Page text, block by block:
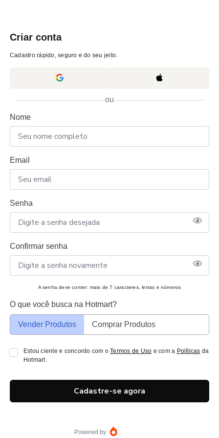
Criar conta
Cadastro rápido, seguro e do seu jeito.
ou
Nome
Email
Senha
Confirmar senha
A senha deve conter: mais de 7 caracteres, letras e números
O que você busca na Hotmart?
Vender Produtos Comprar Produtos
Estou ciente e concordo com oTermos de Uso e com a Políticas da
Hotmart.
Cadastre-se agora
Powered by